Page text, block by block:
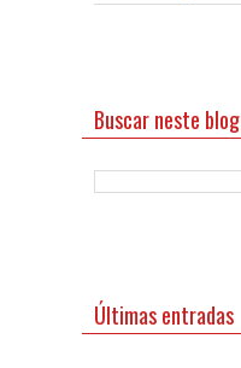
Buscar neste blog
Últimas entradas